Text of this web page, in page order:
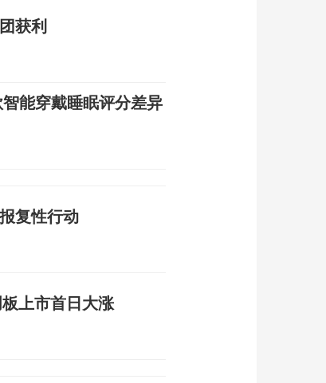
获利
能穿戴睡眠评分差异
复性行动
上市首日大涨